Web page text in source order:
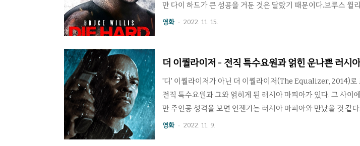
만 다이 하드가 큰 성공을 거둔 것은 달랐기 때문이다.브루스
주연 존 맥클레인부터 전형적인 액션 영화 주인공과는 다른 성격
일이 많다.한편으로는 아프고 힘들어 죽겠는 와중에도 농담은 잊
영화 2022. 11. 15.
더 이퀄라이저 - 전직 특수요원과 얽힌 운나쁜 러시
'디' 이퀄라이저가 아닌 더 이퀄라이저(The Equalizer, 2014)로
전직 특수요원과 그와 얽히게 된 러시아 마피아가 있다. 그 사이
만 주인공 성격을 보면 언젠가는 러시아 마피아와 만났을 것 같
주인공 한 사람에게 박살나는데 심지어 미국이 아닌 본국 러시아
영화 2022. 11. 9.